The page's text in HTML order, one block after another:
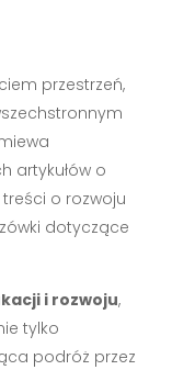
przestrzeń,
artykułów o
o rozwoju
dotyczące
i rozwoju,
tylko
podróż przez